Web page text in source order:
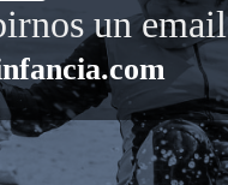
un email